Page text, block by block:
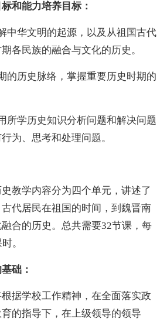
能力培养目标：
华文明的起源，以及从祖国古代
各民族的融合与文化的历史。
历史脉络，掌握重要历史时期的
学历史知识分析问题和解决问题
为、思考和处理问题。
学内容分为四个单元，讲述了
代居民在祖国的时间，到魏晋南
合的历史。总共需要32节课，每
。
础：
学校工作精神，在全面落实政
的指导下，在上级领导的领导